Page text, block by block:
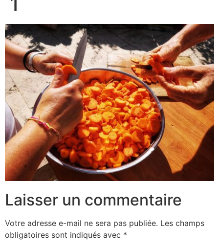
Laisser un commentaire
Votre adresse e-mail ne sera pas publiée. Les champs
obligatoires sont indiqués avec *